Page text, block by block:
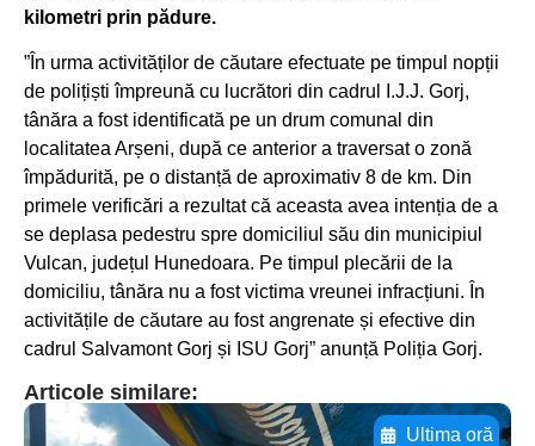
kilometri prin pădure.
”În urma activităților de căutare efectuate pe timpul nopții
de polițiști împreună cu lucrători din cadrul I.J.J. Gorj,
tânăra a fost identificată pe un drum comunal din
localitatea Arșeni, după ce anterior a traversat o zonă
împădurită, pe o distanță de aproximativ 8 de km. Din
primele verificări a rezultat că aceasta avea intenția de a
se deplasa pedestru spre domiciliul său din municipiul
Vulcan, județul Hunedoara. Pe timpul plecării de la
domiciliu, tânăra nu a fost victima vreunei infracțiuni. În
activitățile de căutare au fost angrenate și efective din
cadrul Salvamont Gorj și ISU Gorj” anunță Poliția Gorj.
Articole similare:
Ultima oră